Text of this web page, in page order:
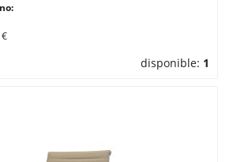
disponible: 1